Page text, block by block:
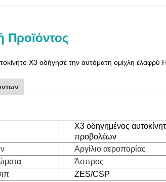
Προϊόντος
X3 οδήγησε την αυτόματη ομίχλη
X3 οδηγημένος
προβολέων
Αργίλιο αεροπορίας
Άσπρος
ZES/CSP